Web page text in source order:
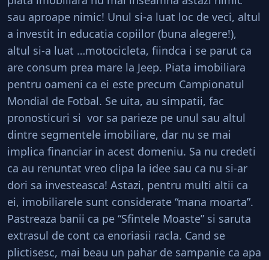
sau aproape nimic! Unul si-a luat loc de veci, altul
a investit in educatia copiilor (buna alegere!),
altul si-a luat …motocicleta, fiindca i se parut ca
are consum prea mare la Jeep. Piata imobiliara
pentru oameni ca ei este precum Campionatul
Mondial de Fotbal. Se uita, au simpatii, fac
pronosticuri si vor sa parieze pe unul sau altul
dintre segmentele imobiliare, dar nu se mai
implica financiar in acest domeniu. Sa nu credeti
ca au renuntat vreo clipa la idee sau ca nu si-ar
dori sa investeasca! Astazi, pentru multi altii ca
ei, imobiliarele sunt considerate “mana moarta”.
Pastreaza banii ca pe “Sfintele Moaste” si saruta
extrasul de cont ca enoriasii racla. Cand se
plictisesc, mai beau un pahar de sampanie ca apa